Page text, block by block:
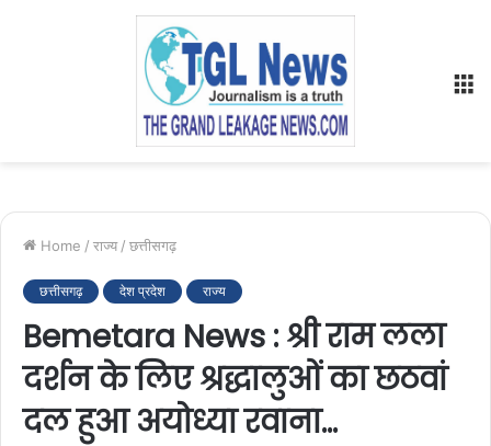
Home / राज्य / छत्तीसगढ़
छत्तीसगढ़ देश प्रदेश राज्य
Bemetara News : श्री राम लला
दर्शन के लिए श्रद्धालुओं का छठवां
दल हुआ अयोध्या रवाना…